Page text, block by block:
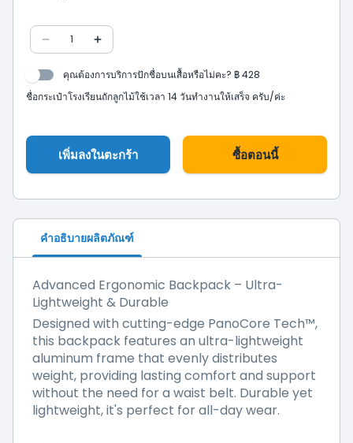
1
คุณต้องการบริการปักชื่อบนเสื้อหรือไม่คะ? ฿ 428
ชื่อกระเป๋าโรงเรียนถักลูกไม้ใช้เวลา 14 วันทำงานให้เสร็จ ครับ/ค่ะ
เพิ่มลงในตะกร้า ซื้อตอนนี้
คำอธิบายผลิตภัณฑ์
Advanced Ergonomic Backpack – Ultra-
Lightweight & Durable
Designed with cutting-edge PanoCore Tech™,
this backpack features an ultra-lightweight
aluminum frame that evenly distributes
weight, providing lasting comfort and support
without the need for a waist belt. Durable yet
lightweight, it's perfect for all-day wear.